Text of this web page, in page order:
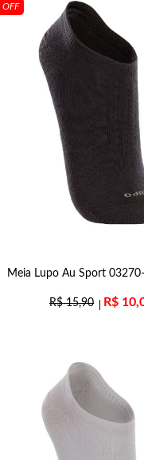
Meia Lupo Au Sport
R$15,90 R$